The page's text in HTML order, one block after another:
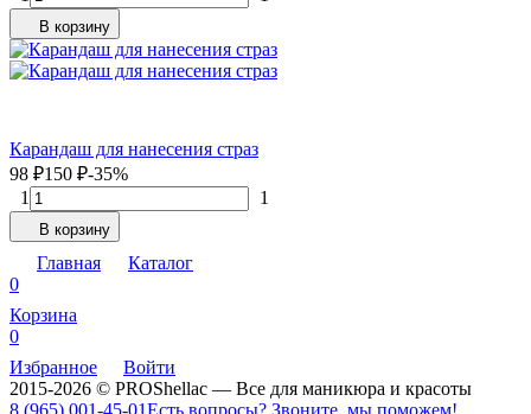
В корзину
Карандаш для нанесения страз
98 ₽150 ₽-35%
1
1
В корзину
Главная
Каталог
0
Корзина
0
Избранное
Войти
2015-2026 © PROShellac — Все для маникюра и красоты
8 (965) 001-45-01Есть вопросы? Звоните, мы поможем!